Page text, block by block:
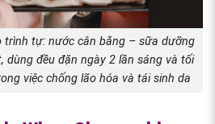
trình tự: nước cân bằng – sữa dưỡng
dùng đều đặn ngày 2 lần sáng và tối
việc chống lão hóa và tái sinh da